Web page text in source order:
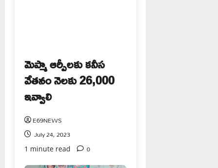
మెప్మా ఆర్పీలకు కనీస
వేతనం నెలకు 26,000
ఇవ్వాలి
E69NEWS
July 24, 2023
1 minute read 0